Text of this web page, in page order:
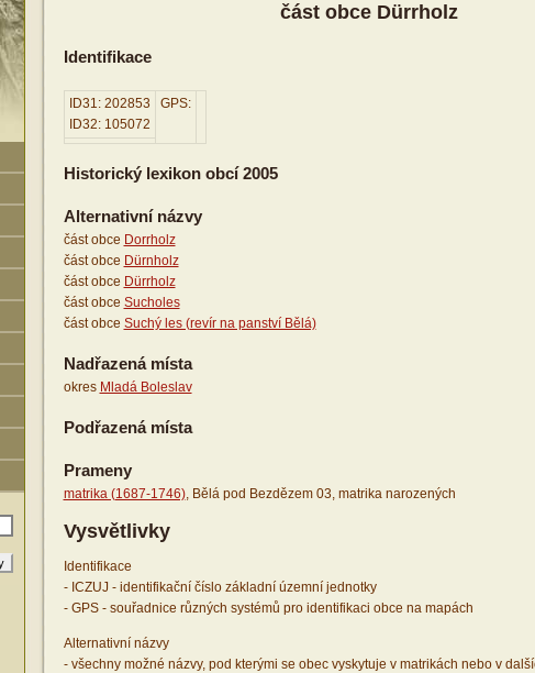
část obce Dürrholz
Identifikace
ID31: 202853
ID32: 105072
GPS:
Historický lexikon obcí 2005
Alternativní názvy
část obce Dorrholz
část obce Dürnholz
část obce Dürrholz
část obce Sucholes
část obce Suchý les (revír na panství Bělá)
Nadřazená místa
okres Mladá Boleslav
Podřazená místa
Prameny
matrika (1687-1746), Bělá pod Bezdězem 03, matrika narozených
Vysvětlivky
Identifikace
- ICZUJ - identifikační číslo základní územní jednotky
- GPS - souřadnice různých systémů pro identifikaci obce na mapách
Alternativní názvy
- všechny možné názvy, pod kterými se obec vyskytuje v matrikách nebo v